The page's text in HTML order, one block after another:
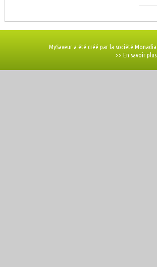
MySaveur a été créé par la société Monadia
>> En savoir plus